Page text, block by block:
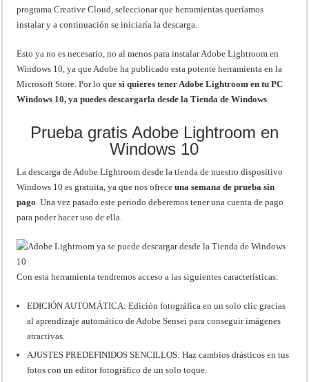
programa Creative Cloud, seleccionar que herramientas queríamos
instalar y a continuación se iniciaría la descarga.
Esto ya no es necesario, no al menos para instalar Adobe Lightroom en
Windows 10, ya que Adobe ha publicado esta potente herramienta en la
Microsoft Store. Por lo quesi quieres tener Adobe Lightroom en tu PC
Windows 10, ya puedes descargarla desde la Tienda de Windows
Prueba gratis Adobe Lightroom en
Windows 10
La descarga de Adobe Lightroom desde la tienda de nuestro dispositivo
Windows 10 es gratuita, ya que nos ofrece una semana de prueba sin
pago . Una vez pasado este periodo deberemos tener una cuenta de pago
para poder hacer uso de ella.
Con esta herramienta tendremos acceso a las siguientes características:
EDICIÓN AUTOMÁTICA: Edición fotográfica en un solo clic gracias
al aprendizaje automático de Adobe Sensei para conseguir imágenes
atractivas.
AJUSTES PREDEFINIDOS SENCILLOS: Haz cambios drásticos en tus
fotos con un editor fotográfico de un solo toque.